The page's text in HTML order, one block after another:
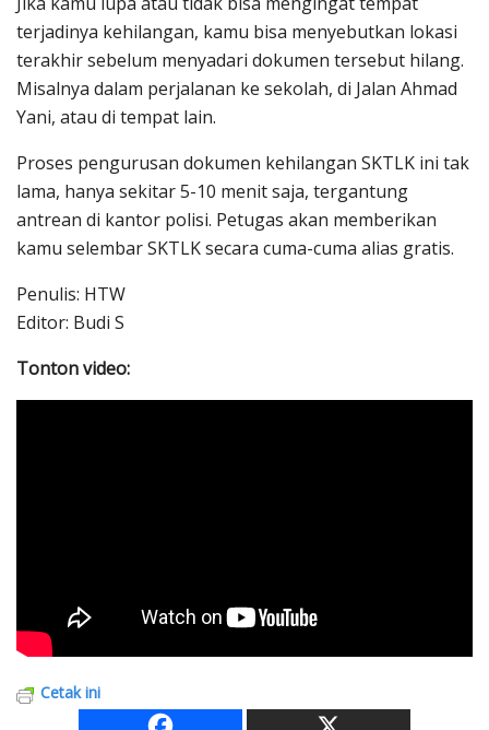
terjadinya kehilangan, kamu bisa menyebutkan lokasi
terakhir sebelum menyadari dokumen tersebut hilang.
Misalnya dalam perjalanan ke sekolah, di Jalan Ahmad
Yani, atau di tempat lain.
Proses pengurusan dokumen kehilangan SKTLK ini tak
lama, hanya sekitar 5-10 menit saja, tergantung
antrean di kantor polisi. Petugas akan memberikan
kamu selembar SKTLK secara cuma-cuma alias gratis.
Penulis: HTW
Editor: Budi S
Tonton video:
Cetak ini